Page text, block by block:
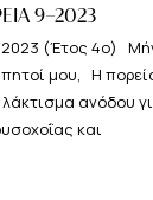
9-2023
2023 (Έτος 4ο)
μου, Η
λάκτισμα ανόδου
και